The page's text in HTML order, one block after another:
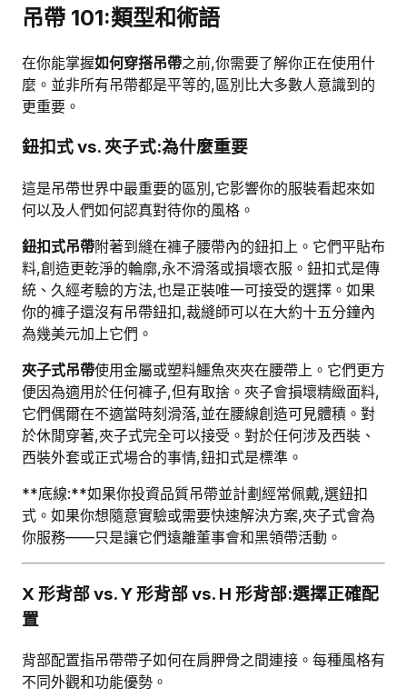
吊帶 101:類型和術語
在你能掌握如何穿搭吊帶之前,你需要了解你正在使用什
麼。並非所有吊帶都是平等的,區別比大多數人意識到的
更重要。
鈕扣式 vs. 夾子式:為什麼重要
這是吊帶世界中最重要的區別,它影響你的服裝看起來如
何以及人們如何認真對待你的風格。
鈕扣式吊帶附著到縫在褲子腰帶內的鈕扣上。它們平貼布
料,創造更乾淨的輪廓,永不滑落或損壞衣服。鈕扣式是傳
統、久經考驗的方法,也是正裝唯一可接受的選擇。如果
你的褲子還沒有吊帶鈕扣,裁縫師可以在大約十五分鐘內
為幾美元加上它們。
夾子式吊帶使用金屬或塑料鱷魚夾夾在腰帶上。它們更方
便因為適用於任何褲子,但有取捨。夾子會損壞精緻面料,
它們偶爾在不適當時刻滑落,並在腰線創造可見體積。對
於休閒穿著,夾子式完全可以接受。對於任何涉及西裝、
西裝外套或正式場合的事情,鈕扣式是標準。
**底線:**如果你投資品質吊帶並計劃經常佩戴,選鈕扣
式。如果你想隨意實驗或需要快速解決方案,夾子式會為
你服務——只是讓它們遠離董事會和黑領帶活動。
X 形背部 vs. Y 形背部 vs. H 形背部:選擇正確配
置
背部配置指吊帶帶子如何在肩胛骨之間連接。每種風格有
不同外觀和功能優勢。